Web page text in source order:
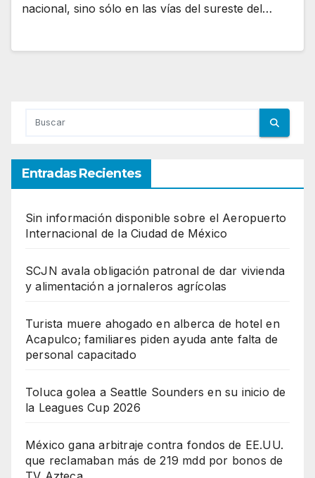
nacional, sino sólo en las vías del sureste del…
Entradas Recientes
Sin información disponible sobre el Aeropuerto
Internacional de la Ciudad de México
SCJN avala obligación patronal de dar vivienda
y alimentación a jornaleros agrícolas
Turista muere ahogado en alberca de hotel en
Acapulco; familiares piden ayuda ante falta de
personal capacitado
Toluca golea a Seattle Sounders en su inicio de
la Leagues Cup 2026
México gana arbitraje contra fondos de EE.UU.
que reclamaban más de 219 mdd por bonos de